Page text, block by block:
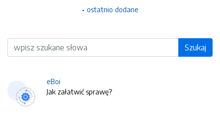
ostatnio dodane
Wyszukiwarka Szukaj
eBoi
Jak załatwić sprawę?